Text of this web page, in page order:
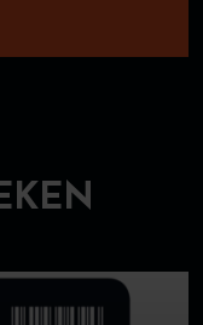
Facebook
LinkedIn